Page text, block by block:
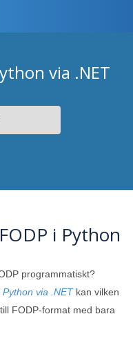
via .NET
i Python
programmatiskt?
via .NETkan vilken
FODP-format med bara